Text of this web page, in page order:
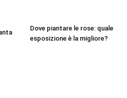
Dove piantare le rose: quale
esposizione è la migliore?